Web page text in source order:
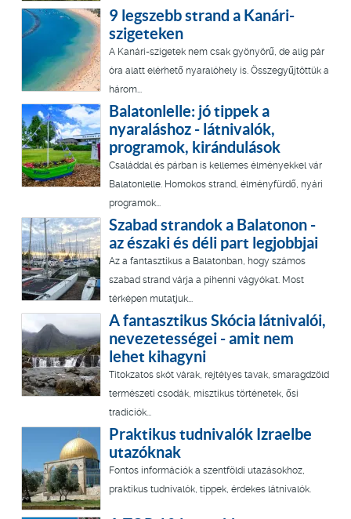
9 legszebb strand a Kanári-
szigeteken
A Kanári-szigetek nem csak gyönyörű, de alig pár
óra alatt elérhető nyaralóhely is. Összegyűjtöttük a
három...
Balatonlelle: jó tippek a
nyaraláshoz - látnivalók,
programok, kirándulások
Családdal és párban is kellemes élményekkel vár
Balatonlelle. Homokos strand, élményfürdő, nyári
programok...
Szabad strandok a Balatonon -
az északi és déli part legjobbjai
Az a fantasztikus a Balatonban, hogy számos
szabad strand várja a pihenni vágyókat. Most
térképen mutatjuk...
A fantasztikus Skócia látnivalói,
nevezetességei - amit nem
lehet kihagyni
Titokzatos skót várak, rejtélyes tavak, smaragdzöld
természeti csodák, misztikus történetek, ősi
tradíciók...
Praktikus tudnivalók Izraelbe
utazóknak
Fontos információk a szentföldi utazásokhoz,
praktikus tudnivalók, tippek, érdekes látnivalók.